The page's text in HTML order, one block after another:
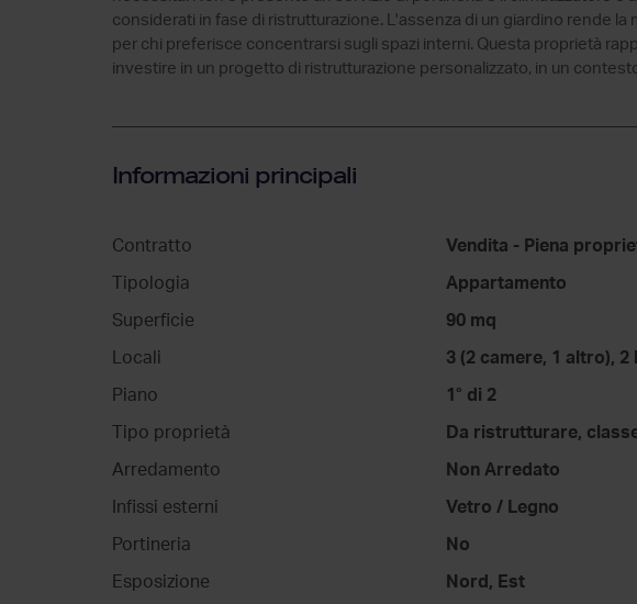
considerati in fase di ristrutturazione. L'assenza di un giardino rende
per chi preferisce concentrarsi sugli spazi interni. Questa proprietà
investire in un progetto di ristrutturazione personalizzato, in un
Informazioni principali
Contratto Vendita - Piena
Tipologia Appartamento
Superficie 90 mq
Locali 3 (2 camere, 1 altro),
Piano 1° di 2
Tipo proprietà Da ristrutturare,
Arredamento Non Arredato
Infissi esterni Vetro / Legno
Portineria No
Esposizione Nord, Est